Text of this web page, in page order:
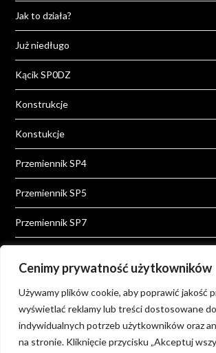
Cenimy prywatność użytkowników
Używamy plików cookie, aby poprawić jakość
wyświetlać reklamy lub treści dostosowane do
indywidualnych potrzeb użytkowników oraz
na stronie. Kliknięcie przycisku „Akceptuj
Jak to działa?
Już niedługo
Kącik SP0DZ
Konstrukcje
Konstukcje
Przemiennik SP4
Przemiennik SP5
Przemiennik SP7
Wiadomości
Wiedza